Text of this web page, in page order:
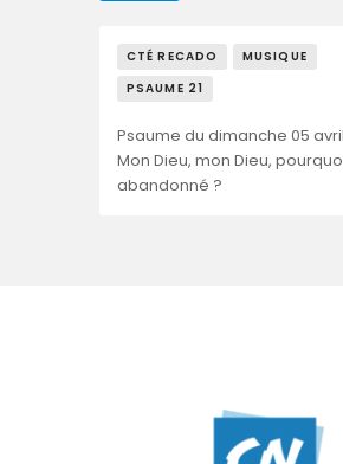
CTÉ RECADO
MUSIQUE
PSAUME 21
Psaume du dimanche 05
Mon Dieu, mon Dieu,
abandonné ?